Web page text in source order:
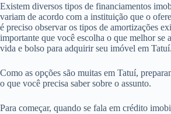
Existem diversos tipos de financiamentos
variam de acordo com a instituição que o
é preciso observar os tipos de amortizações
importante que você escolha o que melhor se
vida e bolso para adquirir seu imóvel em Tatuí.
Como as opções são muitas em Tatuí,
o que você precisa saber sobre o assunto.
Para começar, quando se fala em crédito